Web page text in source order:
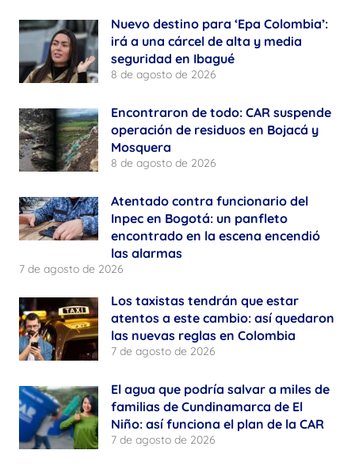
Nuevo destino para ‘Epa Colombia’:
irá a una cárcel de alta y media
seguridad en Ibagué
8 de agosto de 2026
Encontraron de todo: CAR suspende
operación de residuos en Bojacá y
Mosquera
8 de agosto de 2026
Atentado contra funcionario del
Inpec en Bogotá: un panfleto
encontrado en la escena encendió
las alarmas
7 de agosto de 2026
Los taxistas tendrán que estar
atentos a este cambio: así quedaron
las nuevas reglas en Colombia
7 de agosto de 2026
El agua que podría salvar a miles de
familias de Cundinamarca de El
Niño: así funciona el plan de la CAR
7 de agosto de 2026